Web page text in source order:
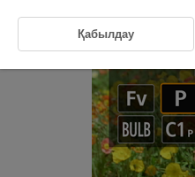
Түсіру режимін [ ]
Қабылдау